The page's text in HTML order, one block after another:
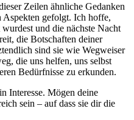
Zeilen ähnliche Gedanken
⁣gefolgt. Ich hoffe,
und die nächste Nacht
die Botschaften deiner
sind sie wie Wegweiser
die uns helfen, uns selbst
Bedürfnisse zu erkunden.
Interesse. ⁢Mögen deine‌
sein – auf‍ dass sie dir die